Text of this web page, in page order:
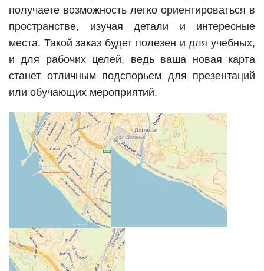
получаете возможность легко ориентироваться в
пространстве, изучая детали и интересные
места. Такой заказ будет полезен и для учебных,
и для рабочих целей, ведь ваша новая карта
станет отличным подспорьем для презентаций
или обучающих мероприятий.